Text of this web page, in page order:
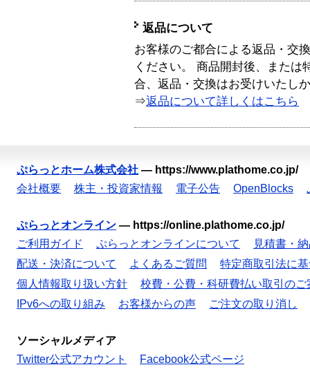
返品について
お客様のご都合による返品・交
ください。 商品開封後、または
合、返品・交換はお受けいたし
⇒返品について詳しくはこちら
ぷらっとホーム株式会社 — https://www.plathome.co.jp/
会社概要
株主・投資家情報 電子公告 OpenBlocks
ぷらっとオンライン — https://online.plathome.co.jp/
ご利用ガイド
ぷらっとオンラインについて
見積書・
配送・決済について
よくあるご質問
特定商取引法に
個人情報取り扱い方針
校費・公費・科研費払い取引のご
IPv6への取り組み
お客様からの声 ご注文の取り消し
ソーシャルメディア
Twitter公式アカウント
Facebook公式ページ